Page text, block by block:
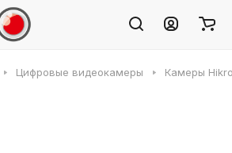
Цифровые видеокамеры Камеры